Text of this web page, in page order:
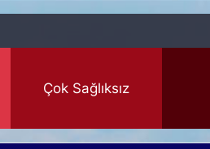
Çok Sağlıksız